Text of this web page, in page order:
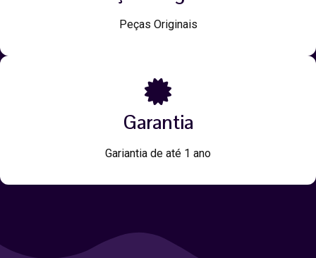
Peças Originais
Garantia
Gariantia de até 1 ano